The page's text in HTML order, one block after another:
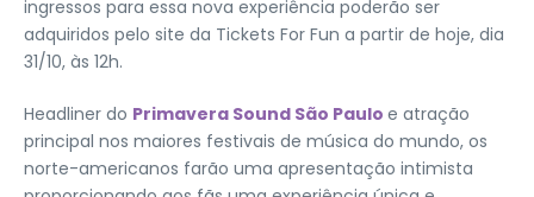
ingressos para essa nova experiência poderão ser
adquiridos pelo site da Tickets For Fun a partir de hoje, dia
31/10, às 12h.
Headliner do Primavera Sound São Paulo e atração
principal nos maiores festivais de música do mundo, os
norte-americanos farão uma apresentação intimista